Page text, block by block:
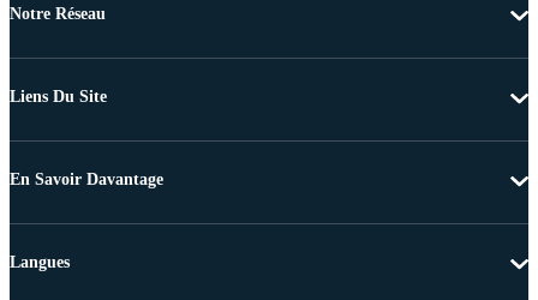
Notre Réseau
Liens Du Site
En Savoir Davantage
Langues